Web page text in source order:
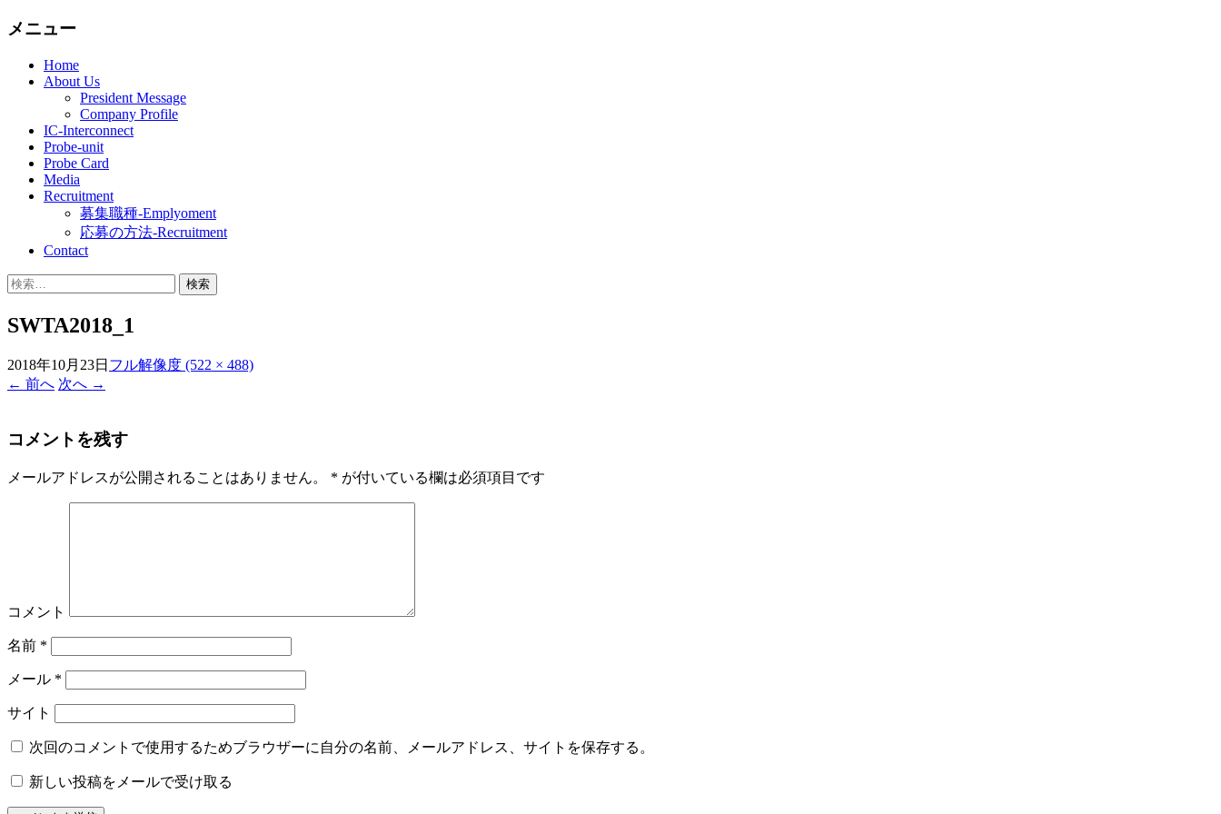
ProbeAce
メニュー
Home
About Us
President Message
Company Profile
IC-Interconnect
Probe-unit
Probe Card
Media
Recruitment
募集職種-Emplyoment
応募の方法-Recruitment
Contact
検
SWTA2018_1
2018年10月23日 フル解像度 (522 × 488)
← 前へ 次へ →
コメントを残す
メールアドレスが公開されることはありません。 * が付いている欄は必須項目です
コメント
名前 *
メール *
サイト
次回のコメントで使用するためブラウザーに自分の名前、メールアドレス、サイトを保存する。
新しい投稿をメールで受け取る